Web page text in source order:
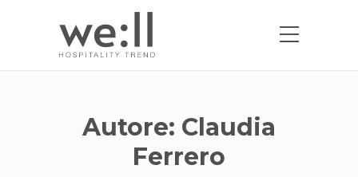
Autore: Claudia
Ferrero